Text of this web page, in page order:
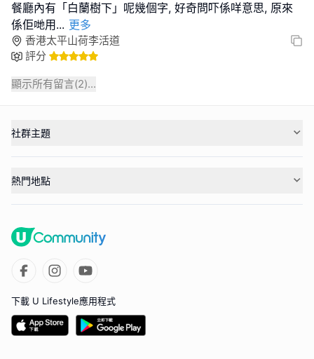
餐廳內有「白蘭樹下」呢幾個字, 好奇問吓係咩意思, 原來
係佢哋用 ... 更多
香港太平山荷李活道
評分
顯示所有留言(2)...
社群主題
熱門地點
下載 U Lifestyle應用程式